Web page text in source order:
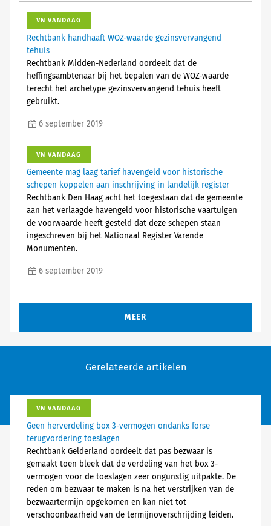
VN VANDAAG
Rechtbank handhaaft WOZ-waarde gezinsvervangend
tehuis
Rechtbank Midden-Nederland oordeelt dat de
heffingsambtenaar bij het bepalen van de WOZ-waarde
terecht het archetype gezinsvervangend tehuis heeft
gebruikt.
6 september 2019
VN VANDAAG
Gemeente mag laag tarief havengeld voor historische
schepen koppelen aan inschrijving in landelijk register
Rechtbank Den Haag acht het toegestaan dat de gemeente
aan het verlaagde havengeld voor historische vaartuigen
de voorwaarde heeft gesteld dat deze schepen staan
ingeschreven bij het Nationaal Register Varende
Monumenten.
6 september 2019
MEER
Gerelateerde artikelen
VN VANDAAG
Geen herverdeling box 3-vermogen ondanks forse
terugvordering toeslagen
Rechtbank Gelderland oordeelt dat pas bezwaar is
gemaakt toen bleek dat de verdeling van het box 3-
vermogen voor de toeslagen zeer ongunstig uitpakte. De
reden om bezwaar te maken is na het verstrijken van de
bezwaartermijn opgekomen en kan niet tot
verschoonbaarheid van de termijnoverschrijding leiden.